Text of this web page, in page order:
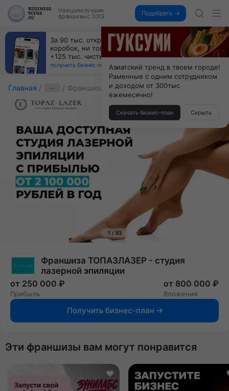
Находим лучшие
франшизы с 2013
Подобрать →
Пока все учатся пользоваться ИИ, вы можете
зарабатывать на их обучении по 500 тыс. каждый
месяц
получить бизнес-план ↓
Главная ··· Франшиза ТОПАЗЛАЗЕР
1 / 93
Франшиза ТОПАЗЛАЗЕР - студия
лазерной эпиляции
от 250 000 ₽
Прибыль
от 800 000 ₽
Вложения
Получить бизнес-план
Эти франшизы вам могут понравится
Азиатский тренд в твоем городе!
Раменные с одним сотрудником
и доходом от 300тыс
ежемесячно!
Скачать бизнес-план Скрыть